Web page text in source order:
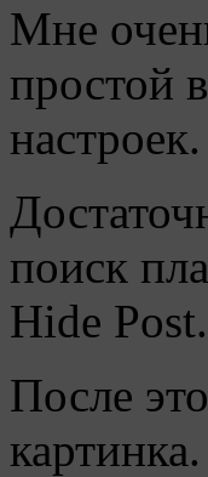
Мне
простой
настроек.
поиск
Hide Post.
После
картинка.